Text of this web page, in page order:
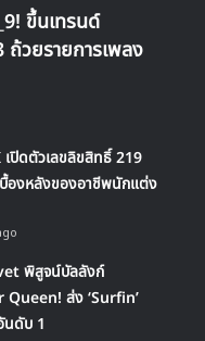
ขึ้นเทรนด์
วยรายการเพลง
ปิดตัวเลขลิขสิทธิ์ 219
องหลังของอาชีพนักแต่ง
พิสูจน์บัลลังก์
ส่ง ‘Surfin’
นดับ 1